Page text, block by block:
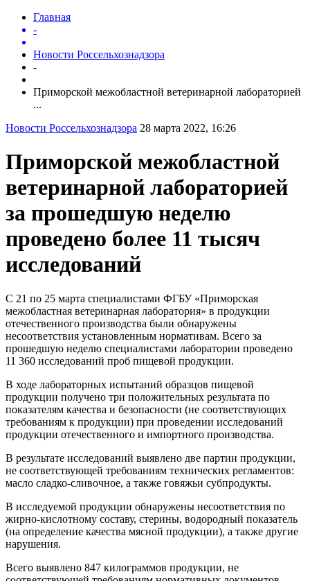
Главная
-
Новости Россельхознадзора
-
Приморской межобластной ветеринарной лабораторией
...
Новости Россельхознадзора 28 марта 2022, 16:26
Приморской межобластной
ветеринарной лабораторией
за прошедшую неделю
проведено более 11 тысяч
исследований
С 21 по 25 марта специалистами ФГБУ «Приморская
межобластная ветеринарная лаборатория» в продукции
отечественного производства были обнаружены
несоответствия установленным нормативам. Всего за
прошедшую неделю специалистами лаборатории проведено
11 360 исследований проб пищевой продукции.
В ходе лабораторных испытаний образцов пищевой
продукции получено три положительных результата по
показателям качества и безопасности (не соответствующих
требованиям к продукции) при проведении исследований
продукции отечественного и импортного производства.
В результате исследований выявлено две партии продукции,
не соответствующей требованиям технических регламентов:
масло сладко-сливочное, а также говяжьи субпродукты.
В исследуемой продукции обнаружены несоответствия по
жирно-кислотному составу, стерины, водородный показатель
(на определение качества мясной продукции), а также другие
нарушения.
Всего выявлено 847 килограммов продукции, не